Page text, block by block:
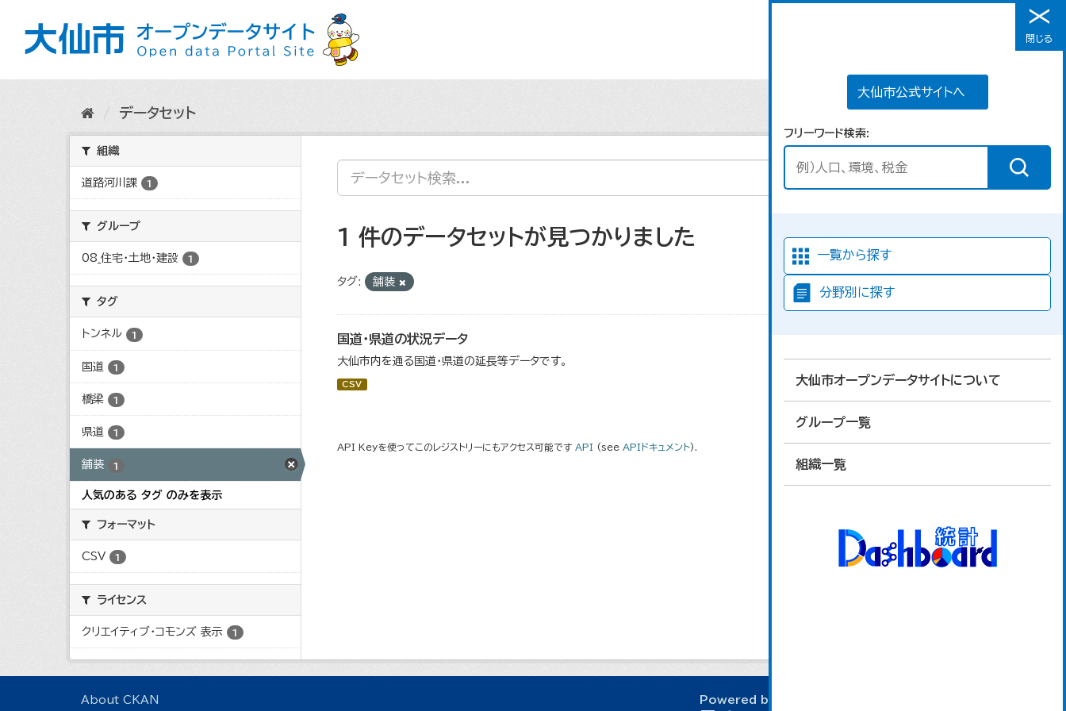
メニュー
大仙市公式サイトへ
フリーワード検索
一覧から探す
分野別に探す
大仙市オープンデータサイトについて
グループ一覧
組織一覧
閉じる
データセット
組織
道路河川課 1
グループ
08_住宅・土地・建設 1
タグ
トンネル 1
国道 1
橋梁 1
県道 1
舗装 1
人気のある タグ のみを表示
フォーマット
CSV 1
ライセンス
クリエイティブ・コモンズ 表示 1
1 件のデータセットが見つかりました
タグ: 舗装
国道・県道の状況データ
大仙市内を通る国道・県道の延長等データです。
CSV
API Keyを使ってこのレジストリーにもアクセス可能です API (see APIドキュメント).
About CKAN Powered by